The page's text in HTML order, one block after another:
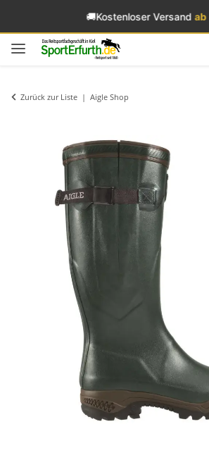
🚚Kostenloser Versandab
Zurück zur Liste Aigle Shop